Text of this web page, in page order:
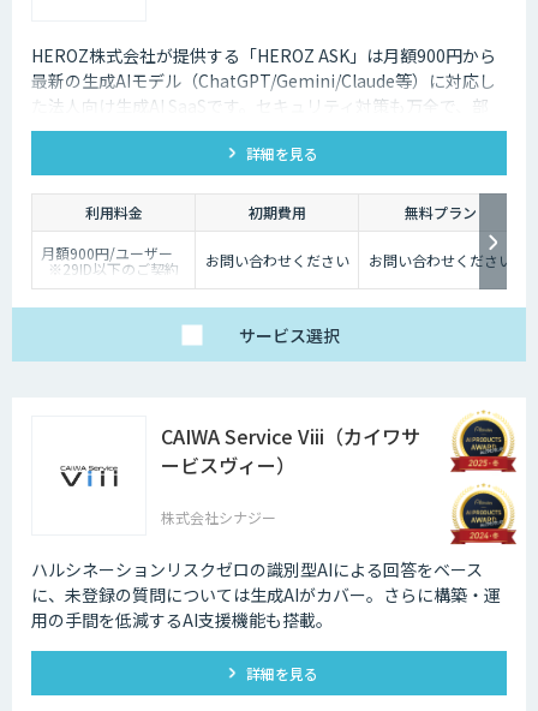
HEROZ株式会社が提供する「HEROZ ASK」は月額900円から
最新の生成AIモデル（ChatGPT/Gemini/Claude等）に対応し
た法人向け生成AI SaaSです。セキュリティ対策も万全で、部
署・グループごとの活用が可能です。RAGやダッシュボードの
搭載から議事録やOCR、スライド生成等のオプション機能も充
実しており、社内の生成AI活用の促進、定着までを伴走して支
援します。
詳細を見る
利用料金 初期費用
無料プラン
月額900円/ユーザー
※29ID以下のご契約
は、月額1,980円/ユー
お問い合わせください お問い合わせください
サービス選択
CAIWA Service Viii（カイワサ
ービスヴィー）
株式会社シナジー
ハルシネーションリスクゼロの識別型AIによる回答をベース
に、未登録の質問については⽣成AIがカバー。さらに構築・運
⽤の⼿間を低減するAI⽀援機能も搭載。
詳細を見る